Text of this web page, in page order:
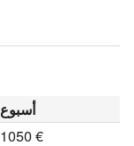
أسبوع
1050 €